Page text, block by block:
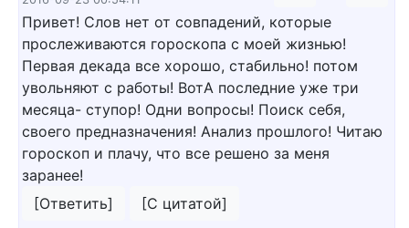
Привет! Слов нет от совпадений, которые
прослеживаются гороскопа с моей жизнью!
Первая декада все хорошо, стабильно! потом
увольняют с работы! ВотА последние уже три
месяца- ступор! Одни вопросы! Поиск себя,
своего предназначения! Анализ прошлого! Читаю
гороскоп и плачу, что все решено за меня
заранее!
[Ответить]
[С цитатой]